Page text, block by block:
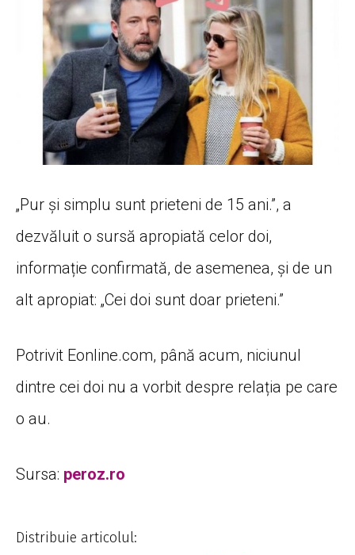
„Pur și simplu sunt prieteni de 15 ani.”, a
dezvăluit o sursă apropiată celor doi,
informație confirmată, de asemenea, și de un
alt apropiat: „Cei doi sunt doar prieteni.”
Potrivit Eonline.com, până acum, niciunul
dintre cei doi nu a vorbit despre relația pe care
o au.
Sursa: peroz.ro
Distribuie articolul: